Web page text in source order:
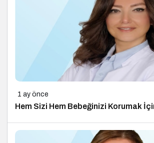
1 ay önce
Hem Sizi Hem Bebeğinizi Korumak